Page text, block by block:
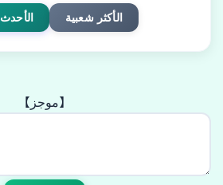
الأحدث الأكثر شعبية
【موجز】